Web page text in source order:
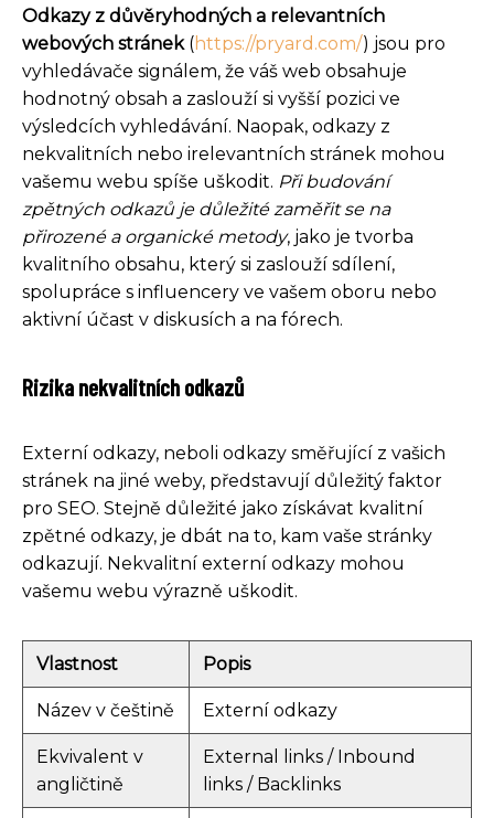
Odkazy z důvěryhodných a relevantních
webových stránek(https://pryard.com/) jsou pro
vyhledávače signálem, že váš web obsahuje
hodnotný obsah a zaslouží si vyšší pozici ve
výsledcích vyhledávání. Naopak, odkazy z
nekvalitních nebo irelevantních stránek mohou
vašemu webu spíše uškodit. Při budování
zpětných odkazů je důležité zaměřit se na
přirozené a organické metody, jako je tvorba
kvalitního obsahu, který si zaslouží sdílení,
spolupráce s influencery ve vašem oboru nebo
aktivní účast v diskusích a na fórech.
Rizika nekvalitních odkazů
Externí odkazy, neboli odkazy směřující z vašich
stránek na jiné weby, představují důležitý faktor
pro SEO. Stejně důležité jako získávat kvalitní
zpětné odkazy, je dbát na to, kam vaše stránky
odkazují. Nekvalitní externí odkazy mohou
vašemu webu výrazně uškodit.
Vlastnost Popis
Název v češtině Externí odkazy
Ekvivalent v
angličtině
External links / Inbound
links / Backlinks